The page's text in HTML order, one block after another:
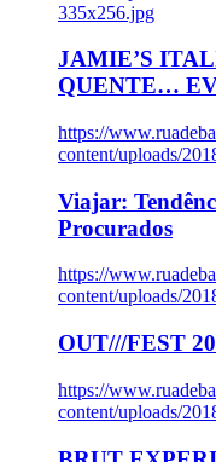
335x256.jpg
JAMIE’S
QUENTE…
https://
content/uploads/
Viajar:
Procurados
https://
content/uploads/
OUT///FEST
https://
content/uploads/